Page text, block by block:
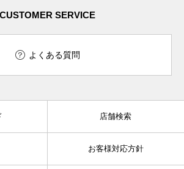
CUSTOMER SERVICE
よくある質問
店舗検索
お客様対応方針